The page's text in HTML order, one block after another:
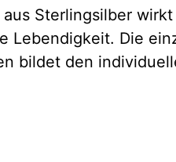
Sterlingsilber
Lebendigkeit. Die
bildet den